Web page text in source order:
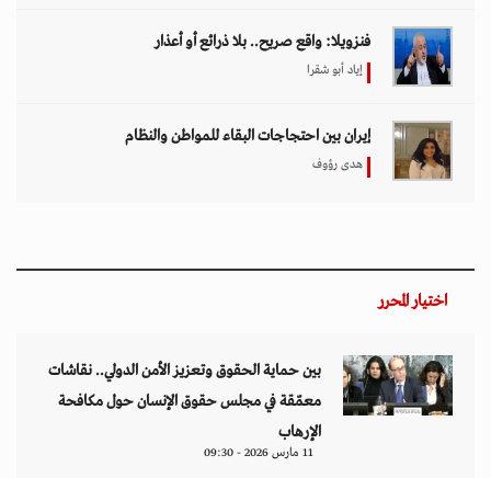
فنزويلا: واقع صريح.. بلا ذرائع أو أعذار
إياد أبو شقرا
إيران بين احتجاجات البقاء للمواطن والنظام
هدى رؤوف
اختيار المحرر
بين حماية الحقوق وتعزيز الأمن الدولي.. نقاشات
معمّقة في مجلس حقوق الإنسان حول مكافحة
الإرهاب
11 مارس 2026 - 09:30